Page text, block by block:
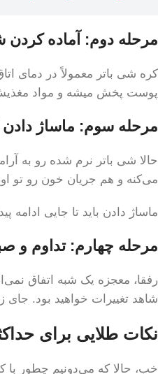
مرحله دوم: آماده کردن
کره شی باتر معمولاً در دمای
پوست پخش میشه و مواد مغذیش
مرحله سوم: ماساژ دادن
حالا شی باتر نرم شده رو به
می‌کنه و هم جریان خون رو تو
ماساژ دادن باید تا جایی
مرحله چهارم: تداوم و
رفقا، معجزه یک شبه اتفاق
شاهد تغییرات خواهید بود. جای
نکات طلایی برای
خب، حالا که می‌دونیم چطور با